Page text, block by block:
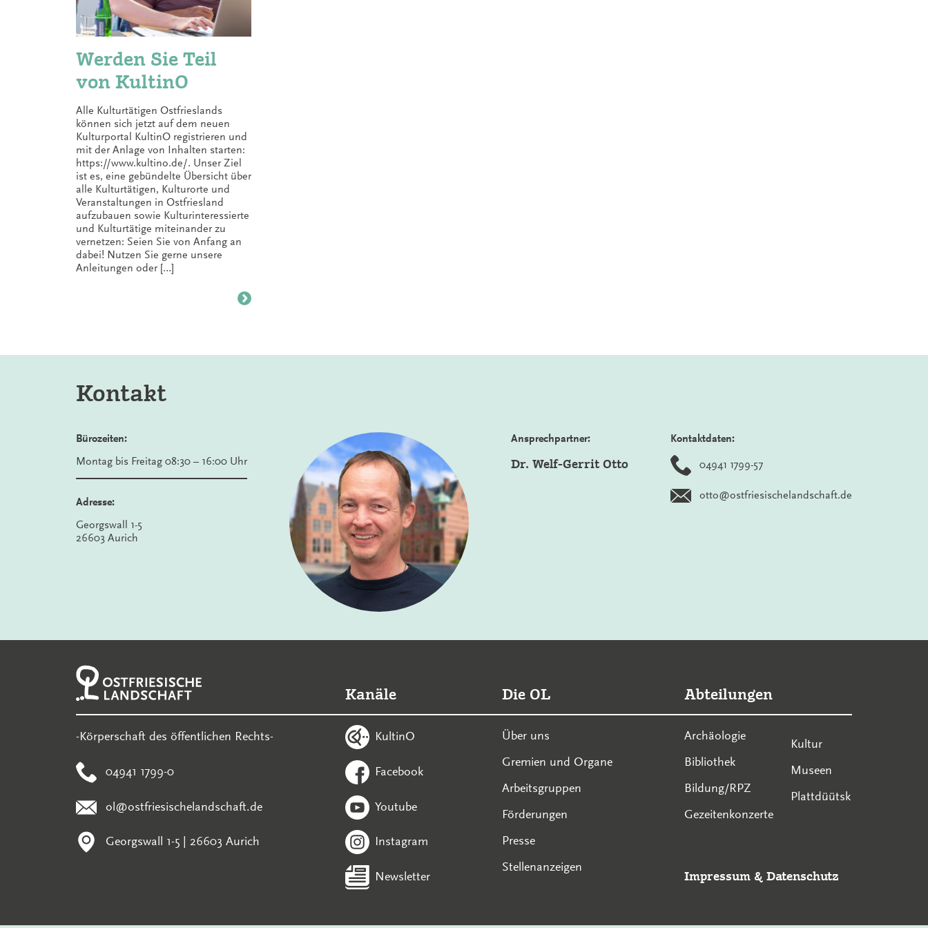
Werden Sie Teil
von KultinO
Alle Kulturtätigen Ostfrieslands
können sich jetzt auf dem neuen
Kulturportal KultinO registrieren und
mit der Anlage von Inhalten starten:
https://www.kultino.de/. Unser Ziel
ist es, eine gebündelte Übersicht über
alle Kulturtätigen, Kulturorte und
Veranstaltungen in Ostfriesland
aufzubauen sowie Kulturinteressierte
und Kulturtätige miteinander zu
vernetzen: Seien Sie von Anfang an
dabei! Nutzen Sie gerne unsere
Anleitungen oder […]
Kontakt
Bürozeiten:
Montag bis Freitag 08:30 – 16:00 Uhr
Adresse:
Georgswall 1-5
26603 Aurich
Ansprechpartner:
Dr. Welf-Gerrit Otto
Kontaktdaten:
04941 1799-57
otto@ostfriesischelandschaft.de
-Körperschaft des öffentlichen Rechts-
04941 1799-0
ol@ostfriesischelandschaft.de
Georgswall 1-5 | 26603 Aurich
Kanäle
KultinO
Facebook
Youtube
Instagram
Newsletter
Die OL
Über uns
Gremien und Organe
Arbeitsgruppen
Förderungen
Presse
Stellenanzeigen
Abteilungen
Archäologie
Bibliothek
Bildung/RPZ
Gezeitenkonzerte
Kultur
Museen
Plattdüütsk
Impressum & Datenschutz